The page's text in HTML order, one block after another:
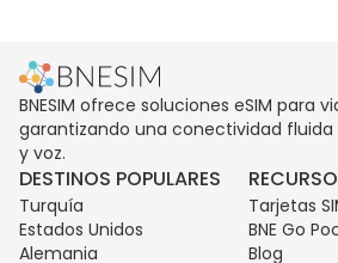
BNESIM ofrece soluciones eSIM para
garantizando una conectividad
y voz.
DESTINOS POPULARES
Turquía
Estados Unidos
Alemania
Tarjetas
BNE Go
Blog